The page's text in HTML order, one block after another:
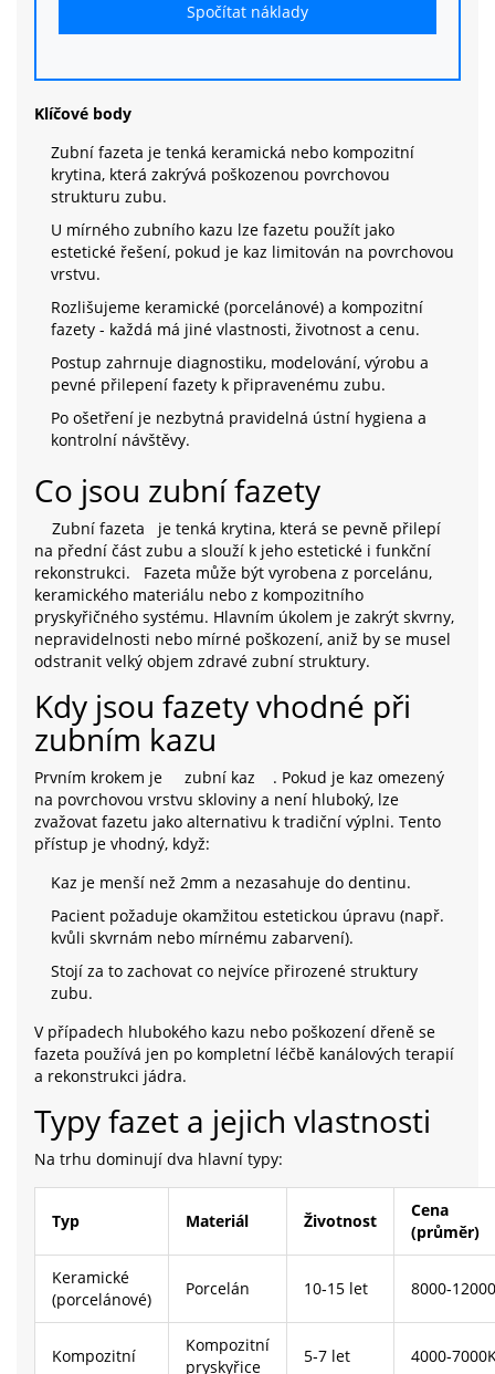
Spočítat náklady
Klíčové body
Zubní fazeta je tenká keramická nebo kompozitní
krytina, která zakrývá poškozenou povrchovou
strukturu zubu.
U mírného zubního kazu lze fazetu použít jako
estetické řešení, pokud je kaz limitován na povrchovou
vrstvu.
Rozlišujeme keramické (porcelánové) a kompozitní
fazety - každá má jiné vlastnosti, životnost a cenu.
Postup zahrnuje diagnostiku, modelování, výrobu a
pevné přilepení fazety k připravenému zubu.
Po ošetření je nezbytná pravidelná ústní hygiena a
kontrolní návštěvy.
Co jsou zubní fazety
Zubní fazeta
je tenká krytina, která se pevně přilepí
na přední část zubu a slouží k jeho estetické i funkční
rekonstrukci.
Fazeta může být vyrobena z porcelánu,
keramického materiálu nebo z kompozitního
pryskyřičného systému. Hlavním úkolem je zakrýt skvrny,
nepravidelnosti nebo mírné poškození, aniž by se musel
odstranit velký objem zdravé zubní struktury.
Kdy jsou fazety vhodné při
zubním kazu
Prvním krokem je zubní kaz
. Pokud je kaz omezený
na povrchovou vrstvu skloviny a není hluboký, lze
zvažovat fazetu jako alternativu k tradiční výplni. Tento
přístup je vhodný, když:
Kaz je menší než 2mm a nezasahuje do dentinu.
Pacient požaduje okamžitou estetickou úpravu (např.
kvůli skvrnám nebo mírnému zabarvení).
Stojí za to zachovat co nejvíce přirozené struktury
zubu.
V případech hlubokého kazu nebo poškození dřeně se
fazeta používá jen po kompletní léčbě kanálových terapií
a rekonstrukci jádra.
Typy fazet a jejich vlastnosti
Na trhu dominují dva hlavní typy:
Typ Materiál Životnost
Cena
(průměr)
Keramické
(porcelánové)
Porcelán 10‑15 let
Kompozitní
Kompozitní
pryskyřice
5‑7 let